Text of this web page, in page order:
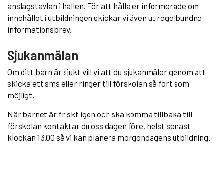
anslagstavlan i hallen. För att hålla er informerade om
innehållet i utbildningen skickar vi även ut regelbundna
informationsbrev.
Sjukanmälan
Om ditt barn är sjukt vill vi att du sjukanmäler genom att
skicka ett sms eller ringer till förskolan så fort som
möjligt.
När barnet är friskt igen och ska komma tillbaka till
förskolan kontaktar du oss dagen före, helst senast
klockan 13.00 så vi kan planera morgondagens utbildning.